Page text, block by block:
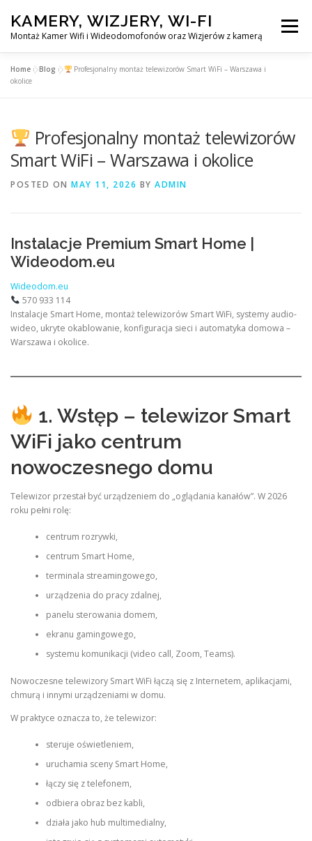
content
KAMERY, WIZJERY, WI-FI
Montaż Kamer Wifi i Wideodomofonów oraz Wizjerów z kamerą
Menu
GŁÓWNA
MONTAŻ WIDEDOMOFONÓW
MONTAŻU WIZJERÓW Z KAMERĄ
KONTAKT
Home »Blog »
Profesjonalny montaż telewizorów Smart WiFi – Warszawa i
okolice
Profesjonalny montaż telewizorów
Smart WiFi – Warszawa i okolice
POSTED ON MAY 11, 2026 BY ADMIN
Instalacje Premium Smart Home |
Wideodom.eu
Wideodom.eu
570 933 114
Instalacje Smart Home, montaż telewizorów Smart WiFi, systemy audio-
wideo, ukryte okablowanie, konfiguracja sieci i automatyka domowa –
Warszawa i okolice.
1. Wstęp – telewizor Smart
WiFi jako centrum
nowoczesnego domu
Telewizor przestał być urządzeniem do „oglądania kanałów”. W 2026
roku pełni rolę:
centrum rozrywki,
centrum Smart Home,
terminala streamingowego,
urządzenia do pracy zdalnej,
panelu sterowania domem,
ekranu gamingowego,
systemu komunikacji (video call, Zoom, Teams).
Nowoczesne telewizory Smart WiFi łączą się z Internetem, aplikacjami,
chmurą i innymi urządzeniami w domu.
W praktyce oznacza to, że telewizor:
steruje oświetleniem,
uruchamia sceny Smart Home,
łączy się z telefonem,
odbiera obraz bez kabli,
działa jako hub multimedialny,